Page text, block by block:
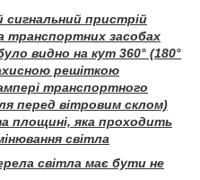
сигнальний пристрій
транспортних засобах
видно на кут 360° (180°
решіткою
транспортного
перед вітровим склом)
площині, яка проходить
світла
світла має бути не